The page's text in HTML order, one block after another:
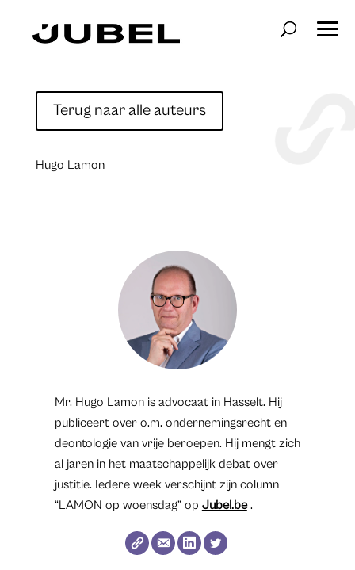
Terug naar alle auteurs
Hugo Lamon
Mr. Hugo Lamon is advocaat in Hasselt. Hij
publiceert over o.m. ondernemingsrecht en
deontologie van vrije beroepen. Hij mengt zich
al jaren in het maatschappelijk debat over
justitie. Iedere week verschijnt zijn column
“LAMON op woensdag” op Jubel.be.